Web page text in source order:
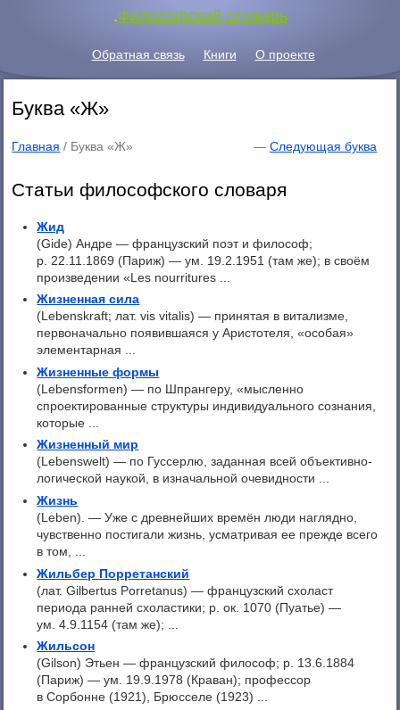
.Философский словарь
Обратная связь Книги О проекте
Буква «Ж»
Главная / Буква «Ж» — Следующая буква
Статьи философского словаря
Жид
(Gide) Андре — французский поэт и философ;
р. 22.11.1869 (Париж) — ум. 19.2.1951 (там же); в своём
произведении «Les nourritures ...
Жизненная сила
(Lebenskraft; лат. vis vitalis) — принятая в витализме,
первоначально появившаяся у Аристотеля, «особая»
элементарная ...
Жизненные формы
(Lebensformen) — по Шпрангеру, «мысленно
спроектированные структуры индивидуального сознания,
которые ...
Жизненный мир
(Lebenswelt) — по Гуссерлю, заданная всей объективно-
логической наукой, в изначальной очевидности ...
Жизнь
(Leben). — Уже с древнейших времён люди наглядно,
чувственно постигали жизнь, усматривая ее прежде всего
в том, ...
Жильбер Порретанский
(лат. Gilbertus Porretanus) — французский схоласт
периода ранней схоластики; р. ок. 1070 (Пуатье) —
ум. 4.9.1154 (там же); ...
Жильсон
(Gilson) Этьен — французский философ; p. 13.6.1884
(Париж) — ум. 19.9.1978 (Краван); профессор
в Сорбонне (1921), Брюсселе (1923) ...